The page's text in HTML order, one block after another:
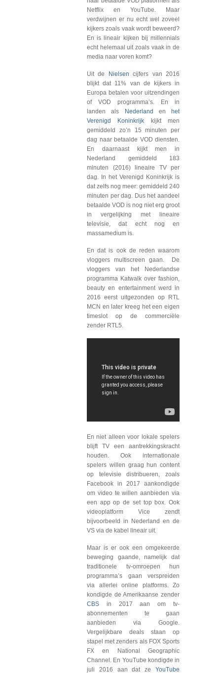
Netflix en YouTube. Maar
verdwijnen er nu echt wel zoveel
kijkers zoals vaak wordt beweerd?
En is lineair kijken bij millennials
echt helemaal uit zoals vaak in de
media naar voren komt?
Uit de Nielsen cijfers van 2016
blijkt dat 11% van de kijkers in
Europa betalen voor uitzendingen
of VOD programma’s. En in
landen als
Nederland en
het
Verenigd Koninkrijk
kijkt men
gemiddeld zo’n 15 minuten per
dag naar betaalde VOD diensten.
En daarnaast kijkt men in
Nederland gemiddeld 183
minuten (2016) lineaire TV per
dag. In het Verenigd Koninkrijk is
dat zelfs nog meer: gemiddeld 240
minuten per dag. Dus het aandeel
betaalde VOD is nog niet erg groot
in vergelijking met lineaire
televisie, dat echt nog en
massamedium is.
En dat is ook de reden waarom
vloggers multiscreen gaan. De
vloggers van het Nederlandse
programma Katwalk over fashion,
beauty en entertainment werd in
2016 eerst uitgezonden op RTL
MCN en later kreeg het een eigen
timeslot op de commerciële
zender RTL5.
En niet alleen voor lokale spelers
blijft TV een aantrekkingskracht
houden. Ook internationale
spelers willen graag hun content
op televisie distribueren, zoals
Facebook in 2017 aankondigde
om video te willen aanbieden via
een app op de set top box. Ook
videoplatform Vice zendt
bijvoorbeeld in Nederland en de
VS via de kabel lineair uit.
Maar is er ook een omgekeerde
beweging gaande, namelijk dat
traditionele tv-omroepen hun
programma’s gaan verspreiden
via allerlei online platforms. Zo
kondigde de Amerikaanse zender
CBS in 2017 aan om tv-
abonnementen te gaan
aanbieden via Google.
Vergelijkbare deals staan op
stapel met zenders als FOX Sports
FX en National Geographic
Channel. En YouTube kondigde in
juli 2016 aan dat ze YouTube